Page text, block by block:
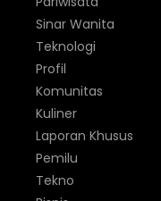
Sinar Wanita
Teknologi
Profil
Komunitas
Kuliner
Laporan Khusus
Pemilu
Tekno